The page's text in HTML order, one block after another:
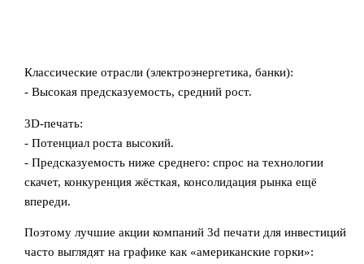
Классические отрасли (электроэнергетика, банки):
- Высокая предсказуемость, средний рост.
3D-печать:
- Потенциал роста высокий.
- Предсказуемость ниже среднего: спрос на технологии
скачет, конкуренция жёсткая, консолидация рынка ещё
впереди.
Поэтому лучшие акции компаний 3d печати для инвестиций
часто выглядят на графике как «американские горки»: